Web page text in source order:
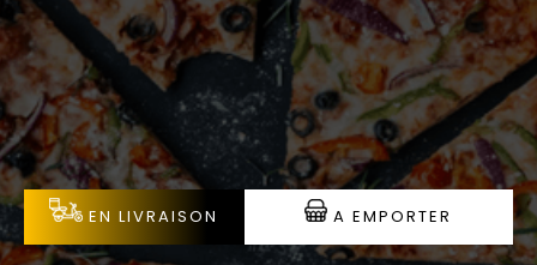
ACCUEIL
LA CARTE
VOTRE COMPTE
NOTRE RESTAURANT
VOS AVIS
EN LIVRAISON A EMPORTER